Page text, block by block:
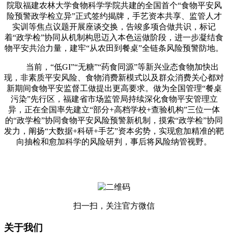
院取福建农林大学食物科学学院共建的全国首个“食物平安风
险预警政学检立异”正式签约揭牌，手艺资本共享、监管人才
实训等焦点议题开展座谈交换，告竣多项合做共识，标记
着“政学检”协同从机制构思迈入本色运做阶段，进一步凝结食
物平安共治力量，建牢“从农田到餐桌”全链条风险预警防地。
当前，“低GI”“无糖”“药食同源”等新兴业态食物加快出
现，非素质平安风险、食物消费新模式以及群众消费关心都对
新期间食物平安监督工做提出更高要求。做为全国管理“餐桌
污染”先行区，福建省市场监管局持续深化食物平安管理立
异，正在全国率先建立“部分+高档学校+查验机构”三位一体
的“政学检”协同食物平安风险预警新机制，摸索“政学检”协同
发力，阐扬“大数据+科研+手艺”资本劣势，实现愈加精准的靶
向抽检和愈加科学的风险研判，事后将风险纳管视野。
扫一扫，关注官方微信
关于我们